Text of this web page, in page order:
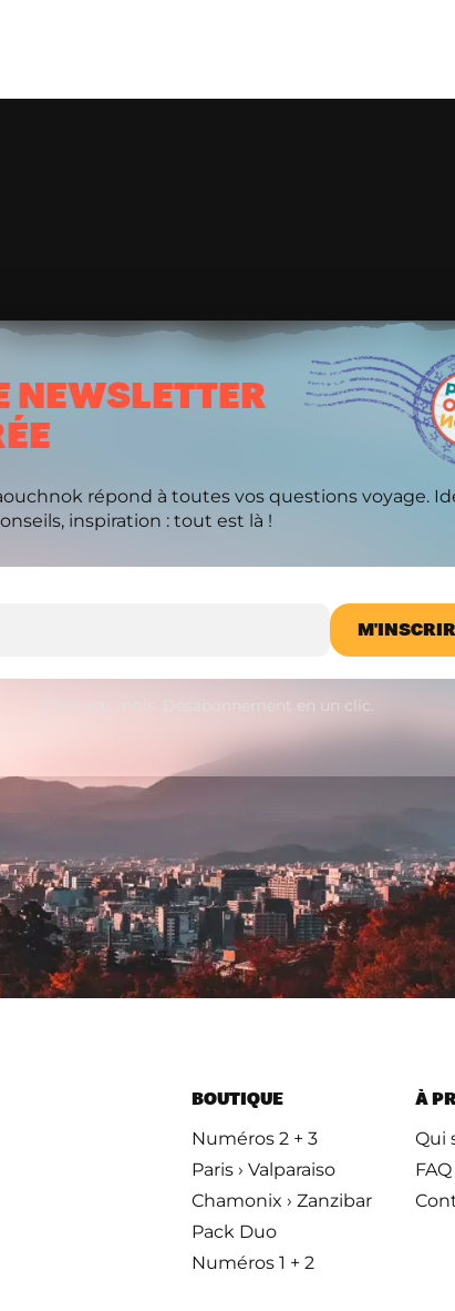
NEWSLETTER
répond à toutes vos questions voyage.
inspiration : tout est là !
2 fois par mois. Désabonnement en un clic.
BOUTIQUE
Numéros 2 + 3
Paris › Valparaiso
Chamonix › Zanzibar
Pack Duo
Numéros 1 + 2
À
Qui
FAQ